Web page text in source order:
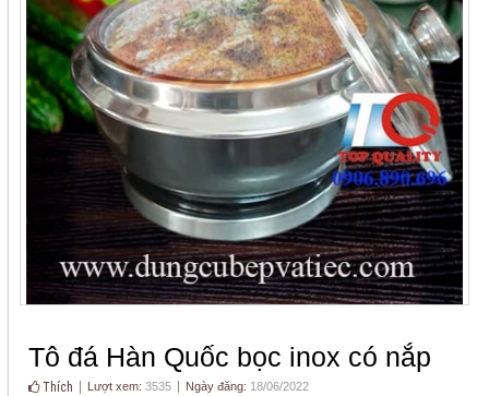
Tô đá Hàn Quốc bọc inox có nắp
Thích Lượt xem: 3535 Ngày đăng: 18/06/2022